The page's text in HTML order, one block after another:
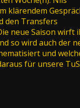
klärendem
den Transfers
neue Saison wirft
so wird auch der
und
für unsere TuS